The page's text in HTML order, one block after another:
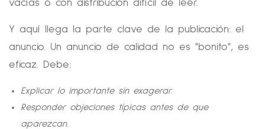
vacías o con distribución difícil de leer.
Y aquí llega la parte clave de la publicación: el
anuncio. Un anuncio de calidad no es "bonito", es
eficaz. Debe:
Explicar lo importante sin exagerar.
Responder objeciones típicas antes de que
aparezcan.